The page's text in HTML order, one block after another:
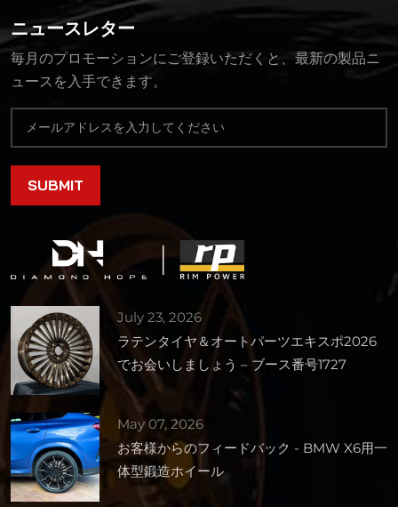
ニュースレター
毎月のプロモーションにご登録いただくと、最新の製品ニ
ュースを入手できます。
July 23, 2026
ラテンタイヤ＆オートパーツエキスポ2026
でお会いしましょう – ブース番号1727
May 07, 2026
お客様からのフィードバック - BMW X6用一
体型鍛造ホイール